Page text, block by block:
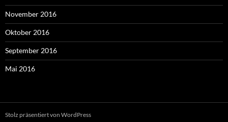
November 2016
Oktober 2016
September 2016
Mai 2016
Stolz präsentiert von WordPress